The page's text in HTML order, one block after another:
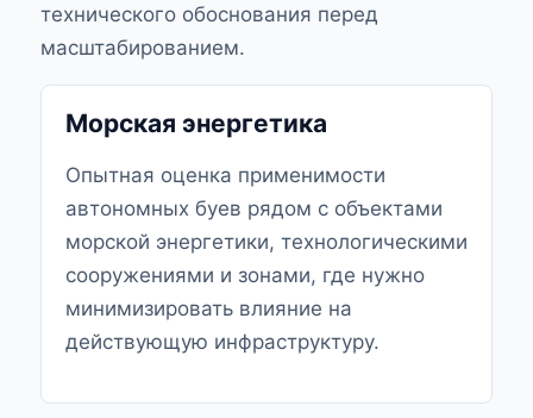
технического обоснования перед
масштабированием.
Морская энергетика
Опытная оценка применимости
автономных буев рядом с объектами
морской энергетики, технологическими
сооружениями и зонами, где нужно
минимизировать влияние на
действующую инфраструктуру.